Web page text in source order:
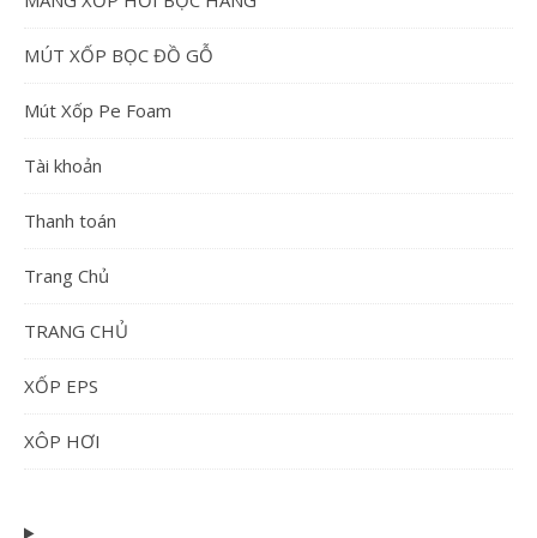
MÚT XỐP BỌC ĐỒ GỖ
Mút Xốp Pe Foam
Tài khoản
Thanh toán
Trang Chủ
TRANG CHỦ
XỐP EPS
XÔP HƠI